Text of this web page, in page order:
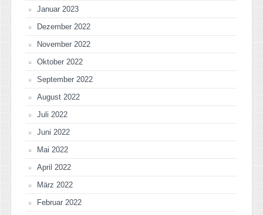
Januar 2023
Dezember 2022
November 2022
Oktober 2022
September 2022
August 2022
Juli 2022
Juni 2022
Mai 2022
April 2022
März 2022
Februar 2022